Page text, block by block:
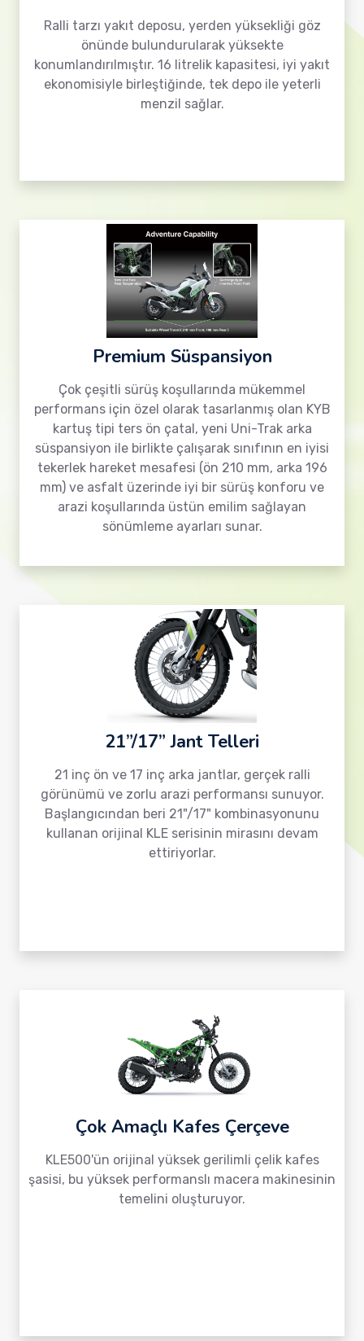
Ralli tarzı yakıt deposu, yerden yüksekliği göz
önünde bulundurularak yüksekte
konumlandırılmıştır. 16 litrelik kapasitesi, iyi yakıt
ekonomisiyle birleştiğinde, tek depo ile yeterli
menzil sağlar.
Premium Süspansiyon
Çok çeşitli sürüş koşullarında mükemmel
performans için özel olarak tasarlanmış olan KYB
kartuş tipi ters ön çatal, yeni Uni-Trak arka
süspansiyon ile birlikte çalışarak sınıfının en iyisi
tekerlek hareket mesafesi (ön 210 mm, arka 196
mm) ve asfalt üzerinde iyi bir sürüş konforu ve
arazi koşullarında üstün emilim sağlayan
sönümleme ayarları sunar.
21”/17” Jant Telleri
21 inç ön ve 17 inç arka jantlar, gerçek ralli
görünümü ve zorlu arazi performansı sunuyor.
Başlangıcından beri 21"/17" kombinasyonunu
kullanan orijinal KLE serisinin mirasını devam
ettiriyorlar.
Çok Amaçlı Kafes Çerçeve
KLE500'ün orijinal yüksek gerilimli çelik kafes
şasisi, bu yüksek performanslı macera makinesinin
temelini oluşturuyor.